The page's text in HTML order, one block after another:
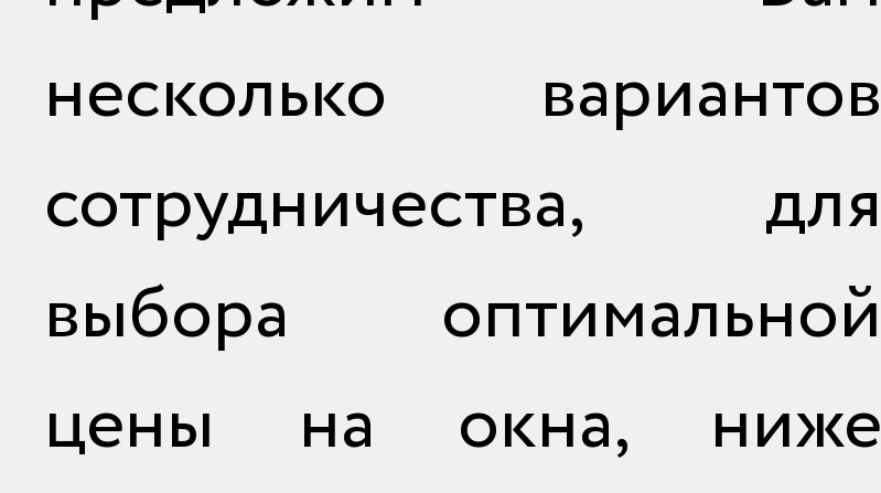
несколько вариантов
сотрудничества, для
выбора оптимальной
цены на окна, ниже